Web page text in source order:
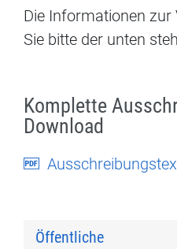
Die Informationen zur
Sie bitte der unten
Komplette
Download
Öffentliche